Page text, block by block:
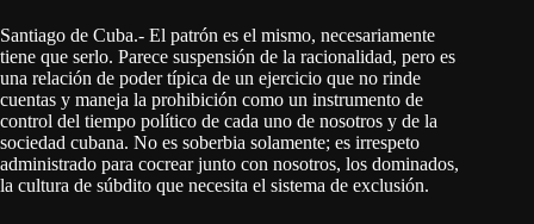
Santiago de Cuba.- El patrón es el mismo, necesariamente
tiene que serlo. Parece suspensión de la racionalidad, pero es
una relación de poder típica de un ejercicio que no rinde
cuentas y maneja la prohibición como un instrumento de
control del tiempo político de cada uno de nosotros y de la
sociedad cubana. No es soberbia solamente; es irrespeto
administrado para cocrear junto con nosotros, los dominados,
la cultura de súbdito que necesita el sistema de exclusión.